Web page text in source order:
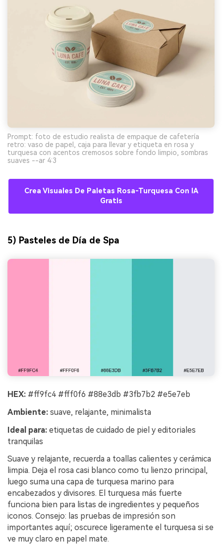
Prompt: foto de estudio realista de empaque de cafetería
retro: vaso de papel, caja para llevar y etiqueta en rosa y
turquesa con acentos cremosos sobre fondo limpio, sombras
suaves --ar 4:3
Crea Visuales De Paletas Rosa-Turquesa Con IA
Gratis
5) Pasteles de Día de Spa
HEX: #ff9fc4 #fff0f6 #88e3db #3fb7b2 #e5e7eb
Ambiente: suave, relajante, minimalista
Ideal para: etiquetas de cuidado de piel y editoriales
tranquilas
Suave y relajante, recuerda a toallas calientes y cerámica
limpia. Deja el rosa casi blanco como tu lienzo principal,
luego suma una capa de turquesa marino para
encabezados y divisores. El turquesa más fuerte
funciona bien para listas de ingredientes y pequeños
iconos. Consejo: las pruebas de impresión son
importantes aquí; oscurece ligeramente el turquesa si se
ve muy claro en papel mate.